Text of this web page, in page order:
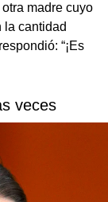
madre cuyo
la cantidad
“¡Es
veces